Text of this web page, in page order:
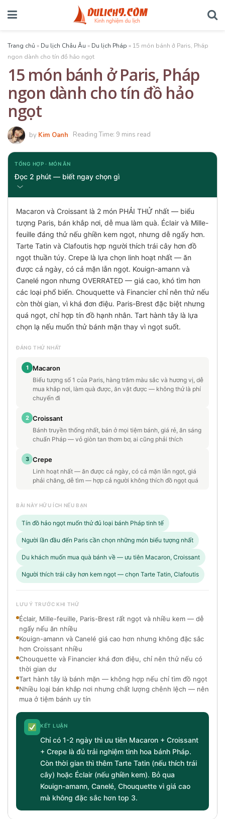
Trang chủ » Du lịch Châu Âu » Du lịch Pháp » 15 món bánh ở Paris, Pháp
ngon dành cho tín đồ hảo ngọt
15 món bánh ở Paris, Pháp
ngon dành cho tín đồ hảo
ngọt
by Kim Oanh Reading Time: 9 mins read
TỔNG HỢP · MÓN ĂN
Đọc 2 phút — biết ngay chọn gì
Macaron và Croissant là 2 món PHẢI THỬ nhất — biểu
tượng Paris, bán khắp nơi, dễ mua làm quà. Éclair và Mille-
feuille đáng thử nếu ghiền kem ngọt, nhưng dễ ngấy hơn.
Tarte Tatin và Clafoutis hợp người thích trái cây hơn đồ
ngọt thuần túy. Crepe là lựa chọn linh hoạt nhất — ăn
được cả ngày, có cả mặn lẫn ngọt. Kouign-amann và
Canelé ngon nhưng OVERRATED — giá cao, khó tìm hơn
các loại phổ biến. Chouquette và Financier chỉ nên thử nếu
còn thời gian, vì khá đơn điệu. Paris-Brest đặc biệt nhưng
quá ngọt, chỉ hợp tín đồ hạnh nhân. Tart hành tây là lựa
chọn lạ nếu muốn thử bánh mặn thay vì ngọt suốt.
ĐÁNG THỬ NHẤT
1 Macaron
Biểu tượng số 1 của Paris, hàng trăm màu sắc và hương vị, dễ
mua khắp nơi, làm quà được, ăn vặt được — không thử là phí
chuyến đi
2 Croissant
Bánh truyền thống nhất, bán ở mọi tiệm bánh, giá rẻ, ăn sáng
chuẩn Pháp — vỏ giòn tan thơm bơ, ai cũng phải thích
3 Crepe
Linh hoạt nhất — ăn được cả ngày, có cả mặn lẫn ngọt, giá
phải chăng, dễ tìm — hợp cả người không thích đồ ngọt quá
BÀI NÀY HỮU ÍCH NẾU BẠN
Tín đồ hảo ngọt muốn thử đủ loại bánh Pháp tinh tế
Người lần đầu đến Paris cần chọn những món biểu tượng nhất
Du khách muốn mua quà bánh về — ưu tiên Macaron, Croissant
Người thích trái cây hơn kem ngọt — chọn Tarte Tatin, Clafoutis
LƯU Ý TRƯỚC KHI THỬ
Éclair, Mille-feuille, Paris-Brest rất ngọt và nhiều kem — dễ
ngấy nếu ăn nhiều
Kouign-amann và Canelé giá cao hơn nhưng không đặc sắc
hơn Croissant nhiều
Chouquette và Financier khá đơn điệu, chỉ nên thử nếu có
thời gian dư
Tart hành tây là bánh mặn — không hợp nếu chỉ tìm đồ ngọt
Nhiều loại bán khắp nơi nhưng chất lượng chênh lệch — nên
mua ở tiệm bánh uy tín
KẾT LUẬN
Chỉ có 1-2 ngày thì ưu tiên Macaron + Croissant
+ Crepe là đủ trải nghiệm tinh hoa bánh Pháp.
Còn thời gian thì thêm Tarte Tatin (nếu thích trái
cây) hoặc Éclair (nếu ghiền kem). Bỏ qua
Kouign-amann, Canelé, Chouquette vì giá cao
mà không đặc sắc hơn top 3.